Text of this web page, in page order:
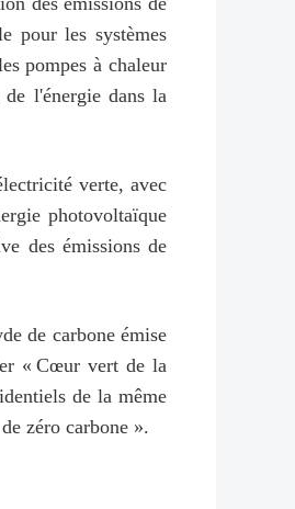
pour les systèmes
pompes à chaleur
l'énergie dans la
verte, avec
photovoltaïque
des émissions de
de carbone émise
« Cœur vert de la
de la même
zéro carbone ».